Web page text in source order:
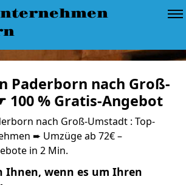
Paderborn nach Groß-
100 % Gratis-Angebot
nach Groß-Umstadt : Top-
➨ Umzüge ab 72€ –
in 2 Min.
Ihnen, wenn es um Ihren